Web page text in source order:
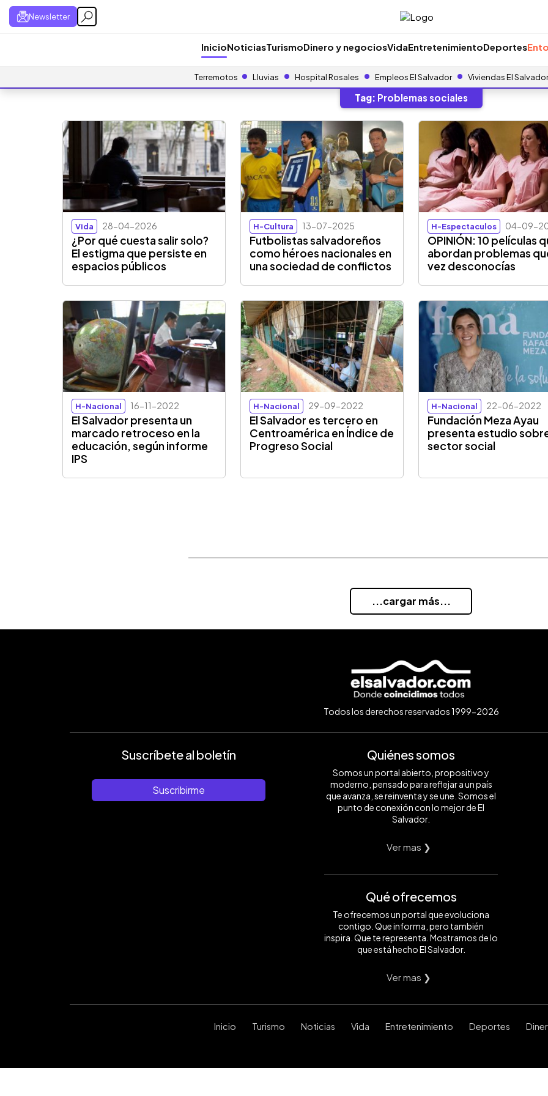
Newsletter
InicioNoticiasTurismoDinero y negociosVidaEntretenimientoDeportes
Terremotos Lluvias Hospital Rosales Empleos El Salvador Viviendas El Salvador
Tag: Problemas sociales
Vida 28-04-2026
¿Por qué cuesta salir solo?
El estigma que persiste en
espacios públicos
H-Cultura 13-07-2025
Futbolistas salvadoreños
como héroes nacionales en
una sociedad de conflictos
H-Espectaculos 04-09-
OPINIÓN: 10 películas
abordan problemas
vez desconocías
H-Nacional 16-11-2022
El Salvador presenta un
marcado retroceso en la
educación, según informe
IPS
H-Nacional 29-09-2022
El Salvador es tercero en
Centroamérica en Índice de
Progreso Social
H-Nacional 22-06-2022
Fundación Meza Ayau
presenta estudio
sector social
...cargar más...
Todos los derechos reservados 1999-2026
Suscríbete al boletín
Suscribirme
Quiénes somos
Somos un portal abierto, propositivo y
moderno, pensado para reflejar a un país
que avanza, se reinventa y se une. Somos el
punto de conexión con lo mejor de El
Salvador.
Ver mas ❯
Qué ofrecemos
Te ofrecemos un portal que evoluciona
contigo. Que informa, pero también
inspira. Que te representa. Mostramos de lo
que está hecho El Salvador.
Ver mas ❯
Inicio Turismo Noticias Vida Entretenimiento Deportes